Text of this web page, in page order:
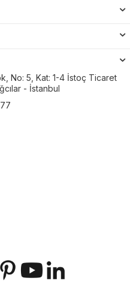
No: 5, Kat: 1-4 İstoç Ticaret
- İstanbul